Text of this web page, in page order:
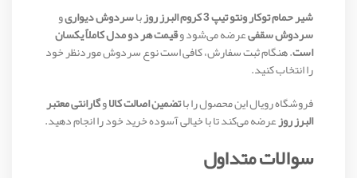
شیر حمام توکار ونتو تیپ 3 کروم البرز روز
باسردوش دیواریو
سردوش سقفیعرضه می‌شود وقیمت هر دو مدل کاملاً یکسان
است. هنگام ثبت سفارش، کافی است نوع سردوش موردنظر خود
را انتخاب کنید.
فروشگاه رویال این محصول را باتضمین اصالت کالاوگارانتی معتبر
البرز روزعرضه می‌کند تا با خیالی آسوده خرید خود را انجام دهید.
سوالات متداول